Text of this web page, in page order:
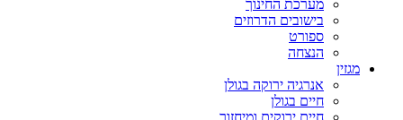
מערכת החינוך
בישובים הדרוזים
ספורט
הנצחה
מגזין
אנרגיה ירוקה בגולן
חיים בגולן